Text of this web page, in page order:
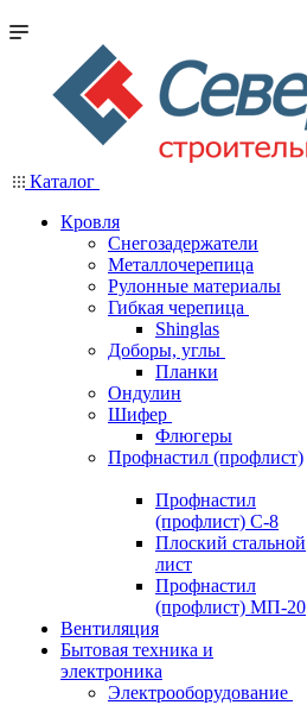
Каталог
Кровля
Снегозадержатели
Металлочерепица
Рулонные материалы
Гибкая черепица
Shinglas
Доборы, углы
Планки
Ондулин
Шифер
Флюгеры
Профнастил (профлист)
Профнастил
(профлист) С-8
Плоский стальной
лист
Профнастил
(профлист) МП-20
Вентиляция
Бытовая техника и
электроника
Электрооборудование